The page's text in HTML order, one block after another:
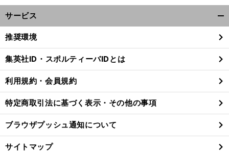
サービス
閉
る
推奨環境
集英社ID・スポルティーバIDとは
利用規約・会員規約
特定商取引法に基づく表示・その他の事項
ブラウザプッシュ通知について
サイトマップ